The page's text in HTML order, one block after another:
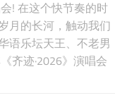
! 在这个快节奏的时
月的长河，触动我们
语乐坛天王、不老男
齐迹·2026》演唱会